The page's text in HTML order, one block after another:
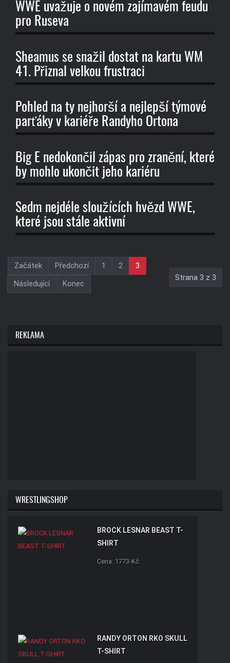
WWE uvažuje o novém zajímavém feudu
pro Ruseva
Sheamus se snažil dostat na kartu WM
41. Přiznal velkou frustraci
Pohled na ty nejhorší a nejlepší týmové
parťáky v kariéře Randyho Ortona
Big E nedokončil zápas pro zranění, které
by mohlo ukončit jeho kariéru
Sedm nejdéle sloužících hvězd WWE,
které jsou stále aktivní
Strana 3 z 3
Začátek Předchozí 1 2
3
Následující
Konec
REKLAMA
WRESTLINGSHOP
BROCK LESNAR BEAST T-
SHIRT
Cena: 1773-Kč
RANDY ORTON RKO SKULL
T-SHIRT